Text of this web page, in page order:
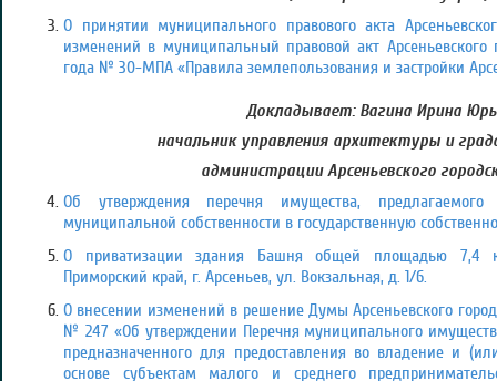
О принятии муниципального правового акта
изменений в муниципальный правовой акт Арсеньевского
года № 30-МПА «Правила землепользования и застройки
Докладывает: Вагина Ирина
начальник управления архитектуры и
администрации Арсеньевского
Об утверждения перечня имущества,
муниципальной собственности в государственную
О приватизации здания Башня общей площадью 7,4
Приморский край, г. Арсеньев, ул. Вокзальная, д. 1/6.
О внесении изменений в решение Думы Арсеньевского
№ 247 «Об утверждении Перечня муниципального
предназначенного для предоставления во владение и
основе субъектам малого и среднего